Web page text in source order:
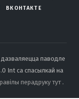
ВКОНТАКТЕ
паводле
Int са спасылкай на
перадруку тут.